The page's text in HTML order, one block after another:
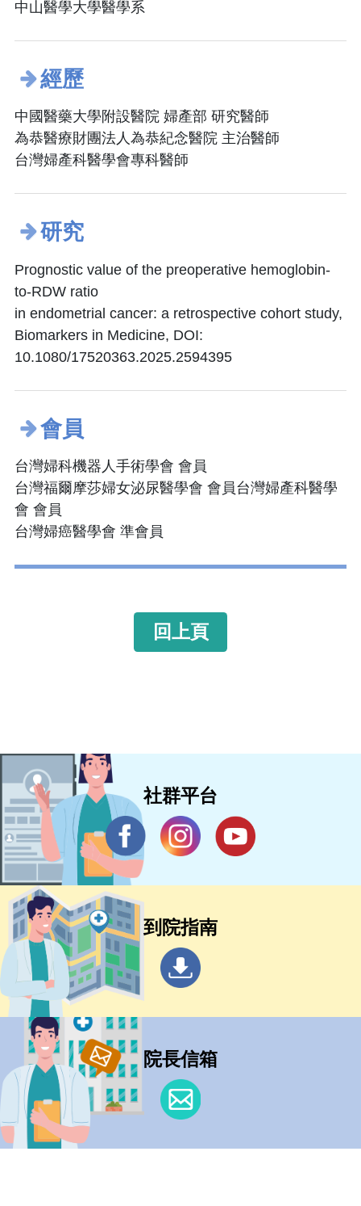
中山醫學大學醫學系
經歷
中國醫藥大學附設醫院 婦產部 研究醫師
為恭醫療財團法人為恭紀念醫院 主治醫師
台灣婦產科醫學會專科醫師
研究
Prognostic value of the preoperative hemoglobin-
to-RDW ratio
in endometrial cancer: a retrospective cohort study,
Biomarkers in Medicine, DOI:
10.1080/17520363.2025.2594395
會員
台灣婦科機器人手術學會 會員
台灣福爾摩莎婦女泌尿醫學會 會員台灣婦產科醫學
會 會員
台灣婦癌醫學會 準會員
回上頁
社群平台
到院指南
院長信箱